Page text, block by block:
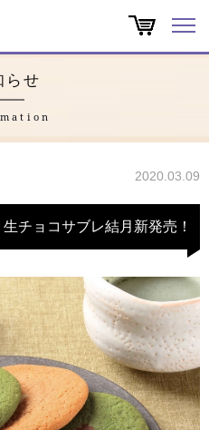
集
社概要
くある質問
員募集
らせ
2020.03.09
チョコサブレ結月新発売！